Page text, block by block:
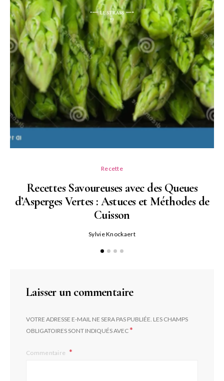
Recette
Recettes Savoureuses avec des Queues
d’Asperges Vertes : Astuces et Méthodes de
Cuisson
Sylvie Knockaert
Laisser un commentaire
VOTRE ADRESSE E-MAIL NE SERA PAS PUBLIÉE. LES CHAMPS
OBLIGATOIRES SONT INDIQUÉS AVEC*
Commentaire